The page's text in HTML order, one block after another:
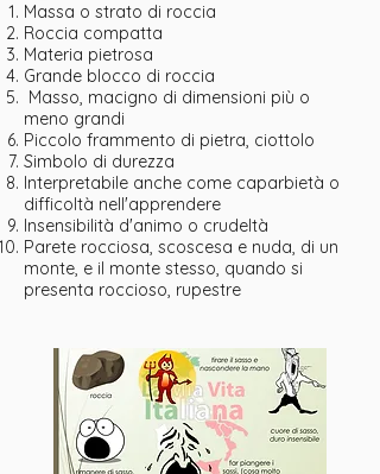
Massa o strato di roccia
Roccia compatta
Materia pietrosa
Grande blocco di roccia
Masso, macigno di dimensioni più o
meno grandi
Piccolo frammento di pietra, ciottolo
Simbolo di durezza
Interpretabile anche come caparbietà o
difficoltà nell'apprendere
Insensibilità d'animo o crudeltà
Parete rocciosa, scoscesa e nuda, di un
monte, e il monte stesso, quando si
presenta roccioso, rupestre